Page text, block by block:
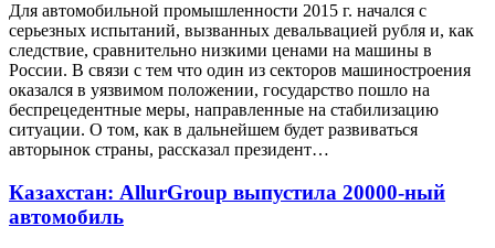
Для автомобильной промышленности 2015 г. начался с
серьезных испытаний, вызванных девальвацией рубля и, как
следствие, сравнительно низкими ценами на машины в
России. В связи с тем что один из секторов машиностроения
оказался в уязвимом положении, государство пошло на
беспрецедентные меры, направленные на стабилизацию
ситуации. О том, как в дальнейшем будет развиваться
авторынок страны, рассказал президент…
Казахстан: AllurGroup выпустила 20000-ный
автомобиль